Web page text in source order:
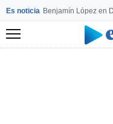
Es noticia Benjamín López en
Menú